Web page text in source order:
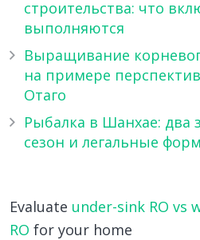
строительства: что
выполняются
Выращивание
на примере
Отаго
Рыбалка в Шанхае: два
сезон и легальные
Evaluate under-sink RO vs
RO for your home